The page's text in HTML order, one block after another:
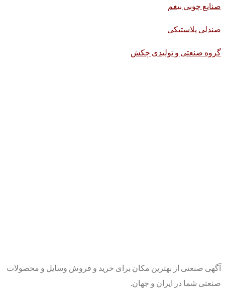
صنایع چوبی بیغم
صندلی پلاستیکی
گروه صنعتی و تولیدی چکش
آگهی صنعتی از بهترین مکان برای خرید و فروش وسایل و محصولات
صنعتی شما در ایران و جهان.